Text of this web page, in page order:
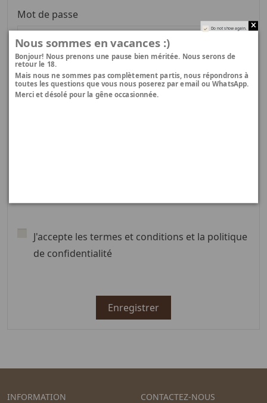
Mot de passe
Message concernant la confidentialité des
données clients
J'accepte les termes et conditions et la politique
de confidentialité
Enregistrer
INFORMATION CONTACTEZ-NOUS
Do not show again.
Nous sommes en vacances :)
Bonjour! Nous prenons une pause bien méritée. Nous serons de
retour le 18.
Mais nous ne sommes pas complètement partis, nous répondrons à
toutes les questions que vous nous poserez par email ou WhatsApp.
Merci et désolé pour la gêne occasionnée.